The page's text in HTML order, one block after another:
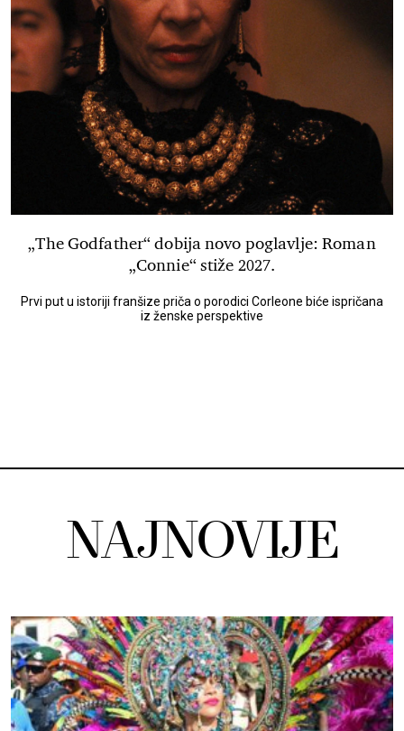
„The Godfather“ dobija novo poglavlje: Roman
„Connie“ stiže 2027.
Prvi put u istoriji franšize priča o porodici Corleone biće ispričana
iz ženske perspektive
NAJNOVIJE